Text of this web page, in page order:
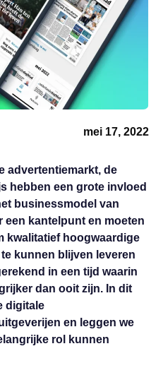
mei 17, 2022
advertentiemarkt, de
hebben een grote invloed
businessmodel van
een kantelpunt en moeten
kwalitatief hoogwaardige
kunnen blijven leveren
in een tijd waarin
dan ooit zijn. In dit
digitale
en leggen we
rol kunnen